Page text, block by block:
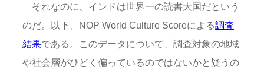
それなのに、インドは世界一の読書大国だという
のだ。以下、NOP World Culture Scoreによる調査
結果である。このデータについて、調査対象の地域
や社会層がひどく偏っているのではないかと疑うの